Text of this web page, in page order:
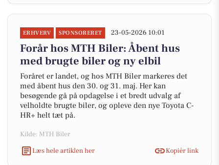
ERHVERV SPONSORERET 23-05-2026 10:01
Forår hos MTH Biler: Åbent hus
med brugte biler og ny elbil
Foråret er landet, og hos MTH Biler markeres det
med åbent hus den 30. og 31. maj. Her kan
besøgende gå på opdagelse i et bredt udvalg af
velholdte brugte biler, og opleve den nye Toyota C-
HR+ helt tæt på.
Kilde: MTH Biler
Læs hele artiklen her
Kopiér link